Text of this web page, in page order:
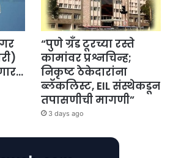
“पुणे ग्रँड टूरच्या रस्ते
कामांवर प्रश्नचिन्ह;
निकृष्ट ठेकेदारांना
ब्लॅकलिस्ट, EIL संस्थेकडून
तपासणीची मागणी”
3 days ago